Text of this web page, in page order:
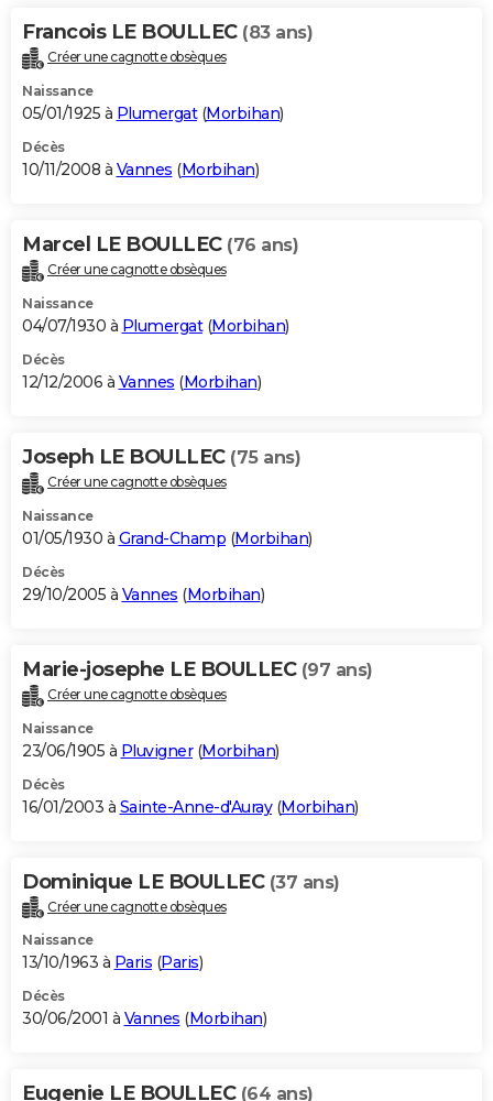
Francois LE BOULLEC (83 ans)
Créer une cagnotte obsèques
Naissance
05/01/1925 à Plumergat(Morbihan)
Décès
10/11/2008 à Vannes (Morbihan)
Marcel LE BOULLEC (76 ans)
Créer une cagnotte obsèques
Naissance
04/07/1930 à Plumergat(Morbihan)
Décès
12/12/2006 à Vannes (Morbihan)
Joseph LE BOULLEC (75 ans)
Créer une cagnotte obsèques
Naissance
01/05/1930 à Grand-Champ (Morbihan)
Décès
29/10/2005 à Vannes (Morbihan)
Marie-josephe LE BOULLEC (97 ans)
Créer une cagnotte obsèques
Naissance
23/06/1905 à Pluvigner(Morbihan)
Décès
16/01/2003 à Sainte-Anne-d'Auray(Morbihan)
Dominique LE BOULLEC (37 ans)
Créer une cagnotte obsèques
Naissance
13/10/1963 à Paris (Paris)
Décès
30/06/2001 à Vannes (Morbihan)
Eugenie LE BOULLEC (64 ans)